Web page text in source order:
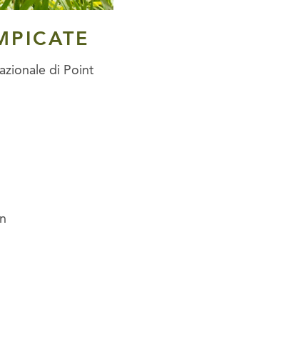
di Point